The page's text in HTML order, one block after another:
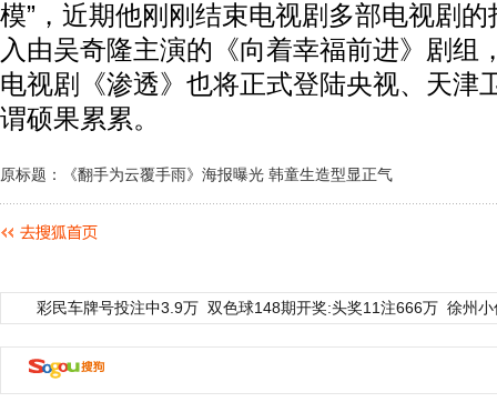
模”，近期他刚刚结束电视剧多部电视剧
入由吴奇隆主演的《向着幸福前进》剧组
电视剧《渗透》也将正式登陆央视、天津
谓硕果累累。
原标题：《翻手为云覆手雨》海报曝光 韩童生造型显正气
彩民车牌号投注中3.9万 双色球148期开奖:头奖11注666万 徐州